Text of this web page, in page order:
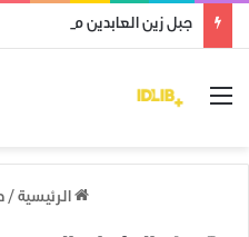
جبل زين العابدين محرر من
القائمة
الرئيسية /